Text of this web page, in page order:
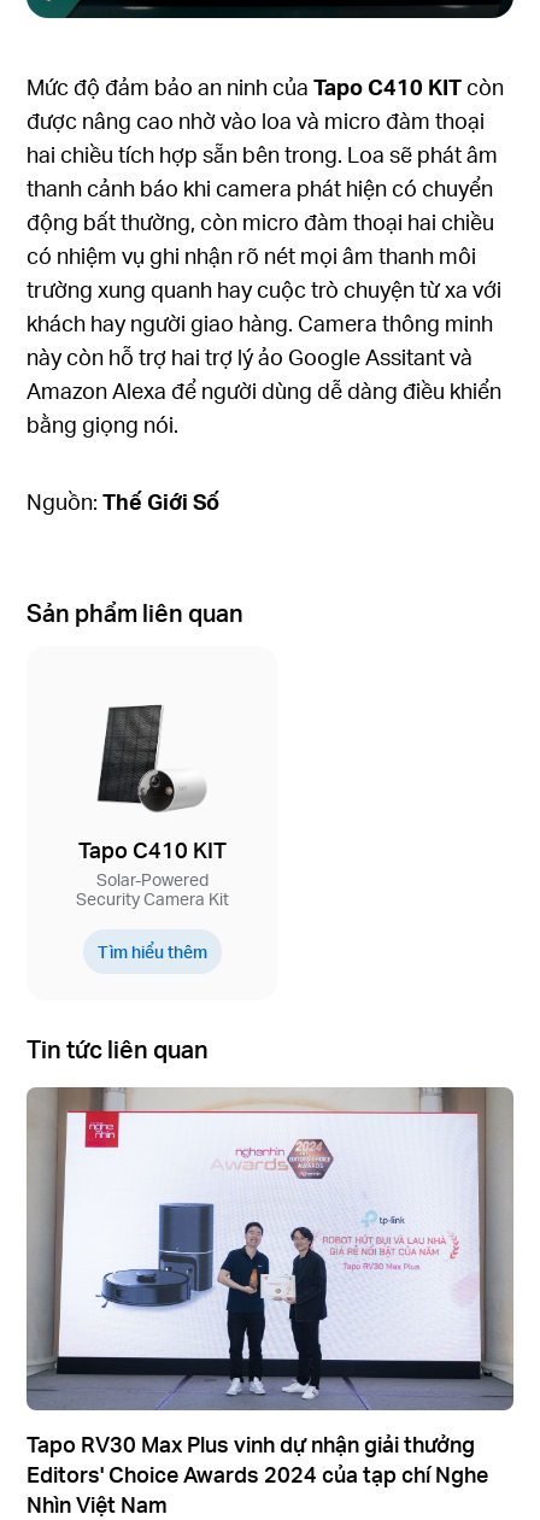
Mức độ đảm bảo an ninh củaTapo C410 KIT còn
được nâng cao nhờ vào loa và micro đàm thoại
hai chiều tích hợp sẵn bên trong. Loa sẽ phát âm
thanh cảnh báo khi camera phát hiện có chuyển
động bất thường, còn micro đàm thoại hai chiều
có nhiệm vụ ghi nhận rõ nét mọi âm thanh môi
trường xung quanh hay cuộc trò chuyện từ xa với
khách hay người giao hàng. Camera thông minh
này còn hỗ trợ hai trợ lý ảo Google Assitant và
Amazon Alexa để người dùng dễ dàng điều khiển
bằng giọng nói.
Nguồn:Thế Giới Số
Sản phẩm liên quan
Tapo C410 KIT
Solar-Powered
Security Camera Kit
Tìm hiểu thêm
Tin tức liên quan
Tapo RV30 Max Plus vinh dự nhận giải thưởng
Editors' Choice Awards 2024 của tạp chí Nghe
Nhìn Việt Nam